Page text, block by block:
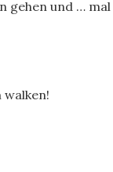
gehen und … mal
walken!